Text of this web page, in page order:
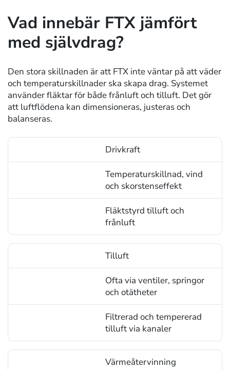
Vad innebär FTX jämfört
med självdrag?
Den stora skillnaden är att FTX inte väntar på att väder
och temperaturskillnader ska skapa drag. Systemet
använder fläktar för både frånluft och tilluft. Det gör
att luftflödena kan dimensioneras, justeras och
balanseras.
Drivkraft
Temperaturskillnad, vind
och skorstenseffekt
Fläktstyrd tilluft och
frånluft
Tilluft
Ofta via ventiler, springor
och otätheter
Filtrerad och tempererad
tilluft via kanaler
Värmeåtervinning